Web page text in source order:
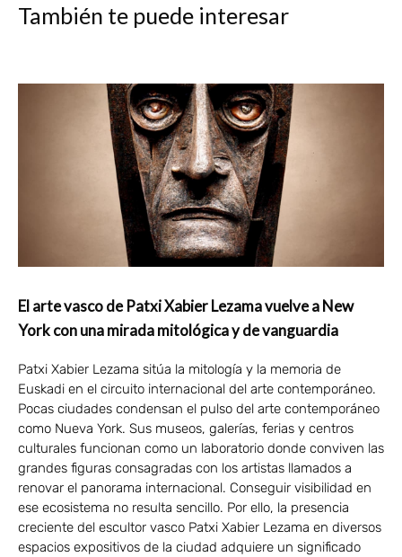
También te puede interesar
El arte vasco de Patxi Xabier Lezama vuelve a New
York con una mirada mitológica y de vanguardia
Patxi Xabier Lezama sitúa la mitología y la memoria de
Euskadi en el circuito internacional del arte contemporáneo.
Pocas ciudades condensan el pulso del arte contemporáneo
como Nueva York. Sus museos, galerías, ferias y centros
culturales funcionan como un laboratorio donde conviven las
grandes figuras consagradas con los artistas llamados a
renovar el panorama internacional. Conseguir visibilidad en
ese ecosistema no resulta sencillo. Por ello, la presencia
creciente del escultor vasco Patxi Xabier Lezama en diversos
espacios expositivos de la ciudad adquiere un significado